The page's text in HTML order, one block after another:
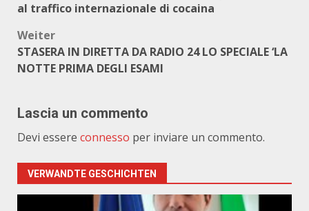
al traffico internazionale di cocaina
Weiter
STASERA IN DIRETTA DA RADIO 24 LO SPECIALE ‘LA
NOTTE PRIMA DEGLI ESAMI
Lascia un commento
Devi essere connesso per inviare un commento.
VERWANDTE GESCHICHTEN